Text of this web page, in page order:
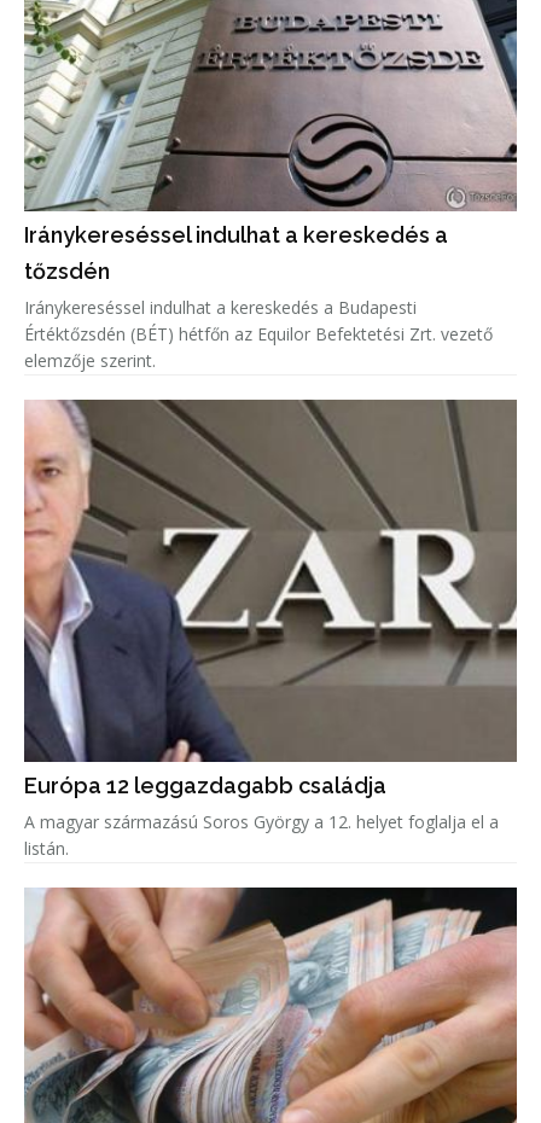
Iránykereséssel indulhat a kereskedés a
tőzsdén
Iránykereséssel indulhat a kereskedés a Budapesti
Értéktőzsdén (BÉT) hétfőn az Equilor Befektetési Zrt. vezető
elemzője szerint.
Európa 12 leggazdagabb családja
A magyar származású Soros György a 12. helyet foglalja el a
listán.